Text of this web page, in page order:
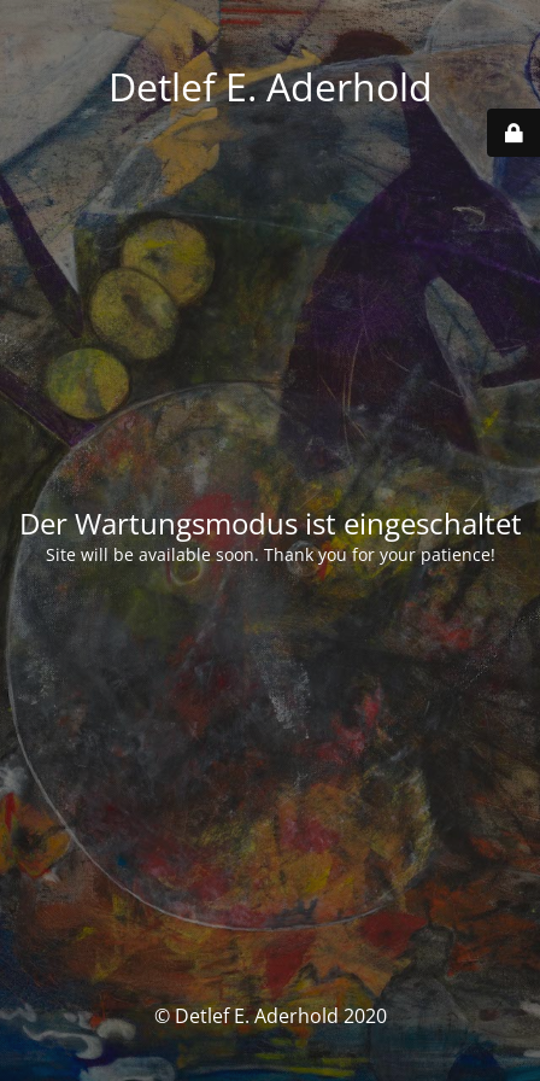
Detlef E. Aderhold
Der Wartungsmodus ist eingeschaltet
Site will be available soon. Thank you for your patience!
© Detlef E. Aderhold 2020